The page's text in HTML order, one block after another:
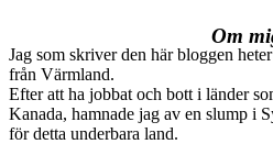
Om
Jag som skriver den här bloggen
från Värmland.
Efter att ha jobbat och bott i länder
Kanada, hamnade jag av en slump i
för detta underbara land.